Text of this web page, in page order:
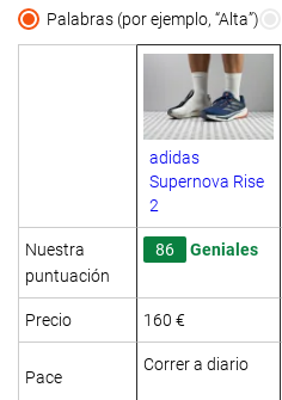
Palabras (por ejemplo, “Alta”)
adidas
Supernova Rise
2
Nuestra
puntuación
86 Geniales
Precio 160 €
Pace
Correr a diario